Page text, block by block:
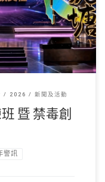
2026 新聞及活動
暨 禁毒創
警訊